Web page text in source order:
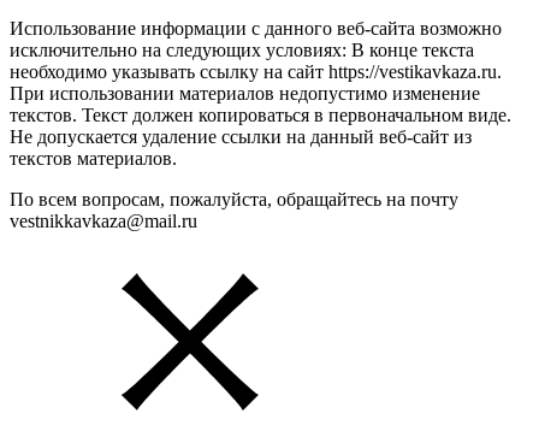
Использование информации с данного веб-сайта возможно
исключительно на следующих условиях: В конце текста
необходимо указывать ссылку на сайт https://vestikavkaza.ru.
При использовании материалов недопустимо изменение
текстов. Текст должен копироваться в первоначальном виде.
Не допускается удаление ссылки на данный веб-сайт из
текстов материалов.
По всем вопросам, пожалуйста, обращайтесь на почту
vestnikkavkaza@mail.ru